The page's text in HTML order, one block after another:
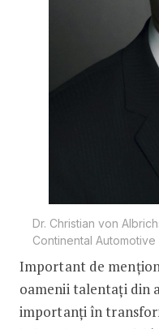
Dr. Christian von
Continental Automotive
Important de
oamenii talentați din
importanți în